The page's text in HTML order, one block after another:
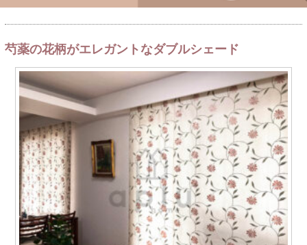
芍薬の花柄がエレガントなダブルシェード